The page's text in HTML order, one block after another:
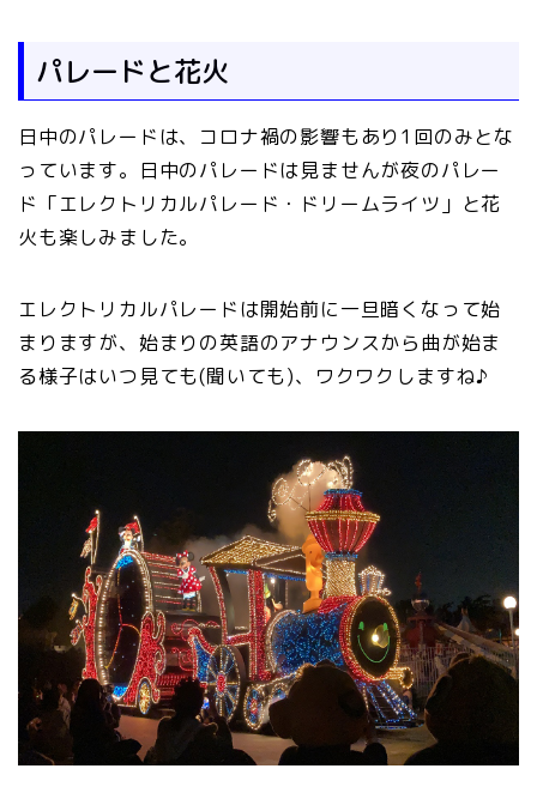
パレードと花火
日中のパレードは、コロナ禍の影響もあり1回のみとな
っています。日中のパレードは見ませんが夜のパレー
ド「エレクトリカルパレード・ドリームライツ」と花
火も楽しみました。
エレクトリカルパレードは開始前に一旦暗くなって始
まりますが、始まりの英語のアナウンスから曲が始ま
る様子はいつ見ても(聞いても)、ワクワクしますね♪